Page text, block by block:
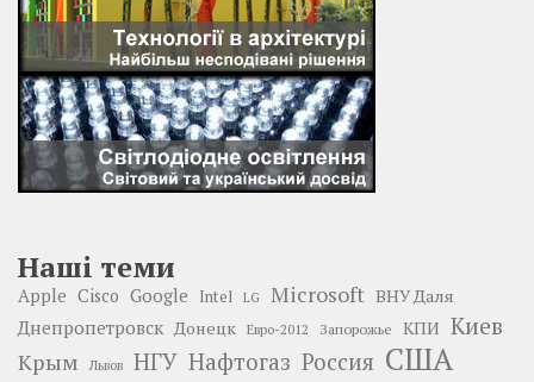
Наші теми
Apple Cisco Google Intel LG Microsoft ВНУ Даля
Днепропетровск Донецк Евро-2012 Запорожье КПИ Киев
Крым Львов НГУ Нафтогаз Россия США